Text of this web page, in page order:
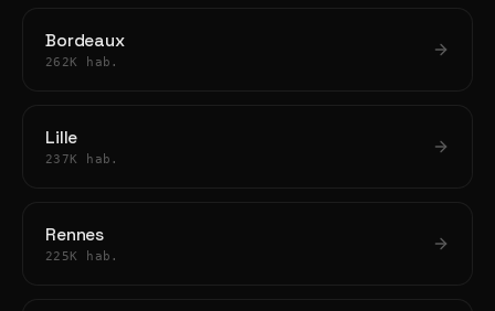
Bordeaux
262K hab.
Lille
237K hab.
Rennes
225K hab.